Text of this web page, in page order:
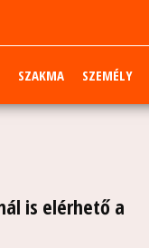
SZAKMA SZEMÉLY
is elérhető a